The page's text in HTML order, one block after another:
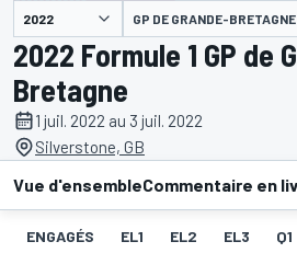
présenté par GP DE GRANDE-BRETAGNE
2022 Formule 1 GP de
Bretagne
1 juil. 2022 au 3 juil. 2022
Silverstone, GB
Vue d'ensembleCommentaire en
ENGAGÉS EL1 EL2 EL3 Q1